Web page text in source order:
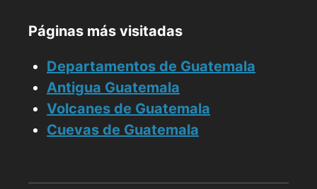
Páginas más visitadas
Departamentos de Guatemala
Antigua Guatemala
Volcanes de Guatemala
Cuevas de Guatemala